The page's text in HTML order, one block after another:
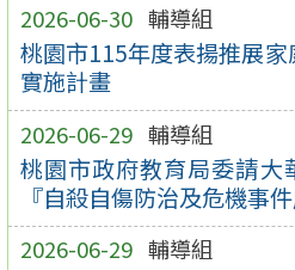
2026-06-30 輔導組
桃園市115年度表揚推展
實施計畫
2026-06-29 輔導組
桃園市政府教育局委請大
『自殺自傷防治及危機事
2026-06-29 輔導組